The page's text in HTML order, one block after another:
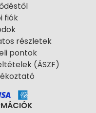
fiók
részletek
pontok
(ÁSZF)